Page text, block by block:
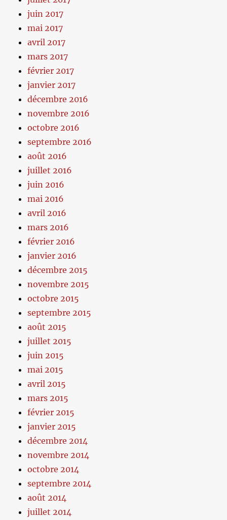
juin 2017
mai 2017
avril 2017
mars 2017
février 2017
janvier 2017
décembre 2016
novembre 2016
octobre 2016
septembre 2016
août 2016
juillet 2016
juin 2016
mai 2016
avril 2016
mars 2016
février 2016
janvier 2016
décembre 2015
novembre 2015
octobre 2015
septembre 2015
août 2015
juillet 2015
juin 2015
mai 2015
avril 2015
mars 2015
février 2015
janvier 2015
décembre 2014
novembre 2014
octobre 2014
septembre 2014
août 2014
juillet 2014